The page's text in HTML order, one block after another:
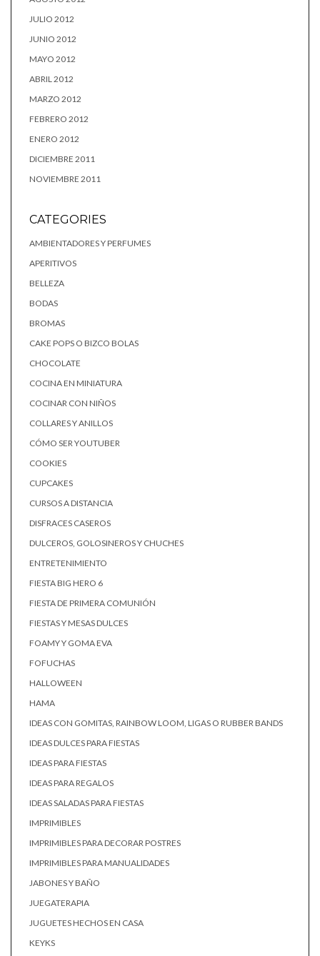
JULIO 2012
JUNIO 2012
MAYO 2012
ABRIL 2012
MARZO 2012
FEBRERO 2012
ENERO 2012
DICIEMBRE 2011
NOVIEMBRE 2011
CATEGORIES
AMBIENTADORES Y PERFUMES
APERITIVOS
BELLEZA
BODAS
BROMAS
CAKE POPS O BIZCO BOLAS
CHOCOLATE
COCINA EN MINIATURA
COCINAR CON NIÑOS
COLLARES Y ANILLOS
CÓMO SER YOUTUBER
COOKIES
CUPCAKES
CURSOS A DISTANCIA
DISFRACES CASEROS
DULCEROS, GOLOSINEROS Y CHUCHES
ENTRETENIMIENTO
FIESTA BIG HERO 6
FIESTA DE PRIMERA COMUNIÓN
FIESTAS Y MESAS DULCES
FOAMY Y GOMA EVA
FOFUCHAS
HALLOWEEN
HAMA
IDEAS CON GOMITAS, RAINBOW LOOM, LIGAS O RUBBER BANDS
IDEAS DULCES PARA FIESTAS
IDEAS PARA FIESTAS
IDEAS PARA REGALOS
IDEAS SALADAS PARA FIESTAS
IMPRIMIBLES
IMPRIMIBLES PARA DECORAR POSTRES
IMPRIMIBLES PARA MANUALIDADES
JABONES Y BAÑO
JUEGATERAPIA
JUGUETES HECHOS EN CASA
KEYKS